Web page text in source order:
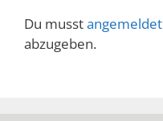
Du musstangemeldet
abzugeben.